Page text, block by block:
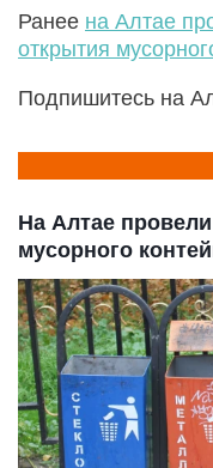
Ранее на Алтае
открытия
Подпишитесь на
На Алтае
мусорного